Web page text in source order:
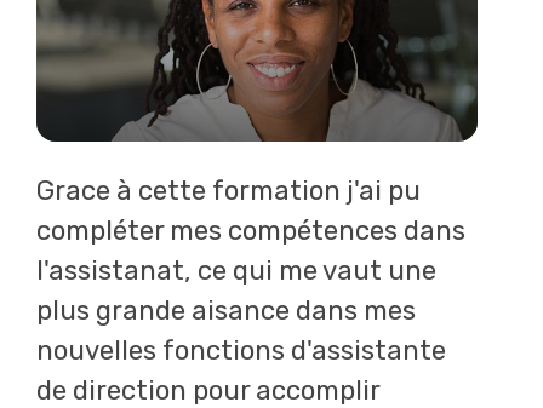
Grace à cette formation j'ai pu
compléter mes compétences dans
l'assistanat, ce qui me vaut une
plus grande aisance dans mes
nouvelles fonctions d'assistante
de direction pour accomplir